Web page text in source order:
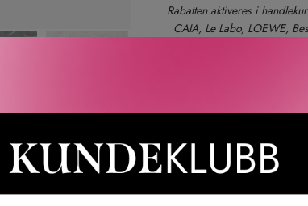
Rabatten aktiveres i
CAIA, Le Labo, LOEWE,
SPØRSMÅL & SVAR SLIK GJØR DU